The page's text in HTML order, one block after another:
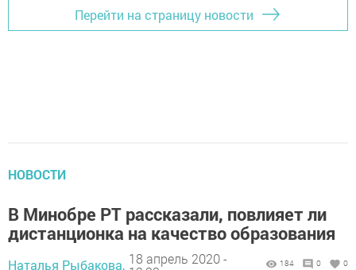
Перейти на страницу новости
НОВОСТИ
В Минобре РТ рассказали, повлияет ли
дистанционка на качество образования
Наталья Рыбакова, 18 апрель 2020 -
184 0 0